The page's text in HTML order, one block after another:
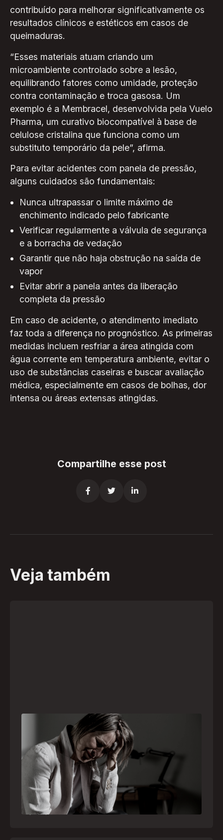
contribuído para melhorar significativamente os
resultados clínicos e estéticos em casos de
queimaduras.
“Esses materiais atuam criando um
microambiente controlado sobre a lesão,
equilibrando fatores como umidade, proteção
contra contaminação e troca gasosa. Um
exemplo é a Membracel, desenvolvida pela Vuelo
Pharma, um curativo biocompatível à base de
celulose cristalina que funciona como um
substituto temporário da pele”, afirma.
Para evitar acidentes com panela de pressão,
alguns cuidados são fundamentais:
Nunca ultrapassar o limite máximo de
enchimento indicado pelo fabricante
Verificar regularmente a válvula de segurança
e a borracha de vedação
Garantir que não haja obstrução na saída de
vapor
Evitar abrir a panela antes da liberação
completa da pressão
Em caso de acidente, o atendimento imediato
faz toda a diferença no prognóstico. As primeiras
medidas incluem resfriar a área atingida com
água corrente em temperatura ambiente, evitar o
uso de substâncias caseiras e buscar avaliação
médica, especialmente em casos de bolhas, dor
intensa ou áreas extensas atingidas.
Compartilhe esse post
  
Veja também
Crise psiquiátrica é urgência médica: saiba
como o SAMU atua nesses casos
Surtos, tentativas de suicídio e episódios de
agitação intensa são considerados urgências
médicas e devem receber atendimento
especializado pelo telefone 192
21 julho, 2026